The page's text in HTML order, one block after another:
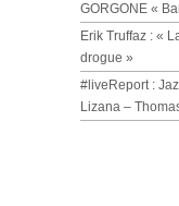
GORGONE «
Erik Truffaz : «
drogue »
#liveReport :
Lizana –